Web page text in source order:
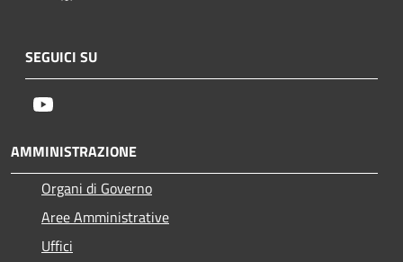
SEGUICI SU
AMMINISTRAZIONE
Organi di Governo
Aree Amministrative
Uffici